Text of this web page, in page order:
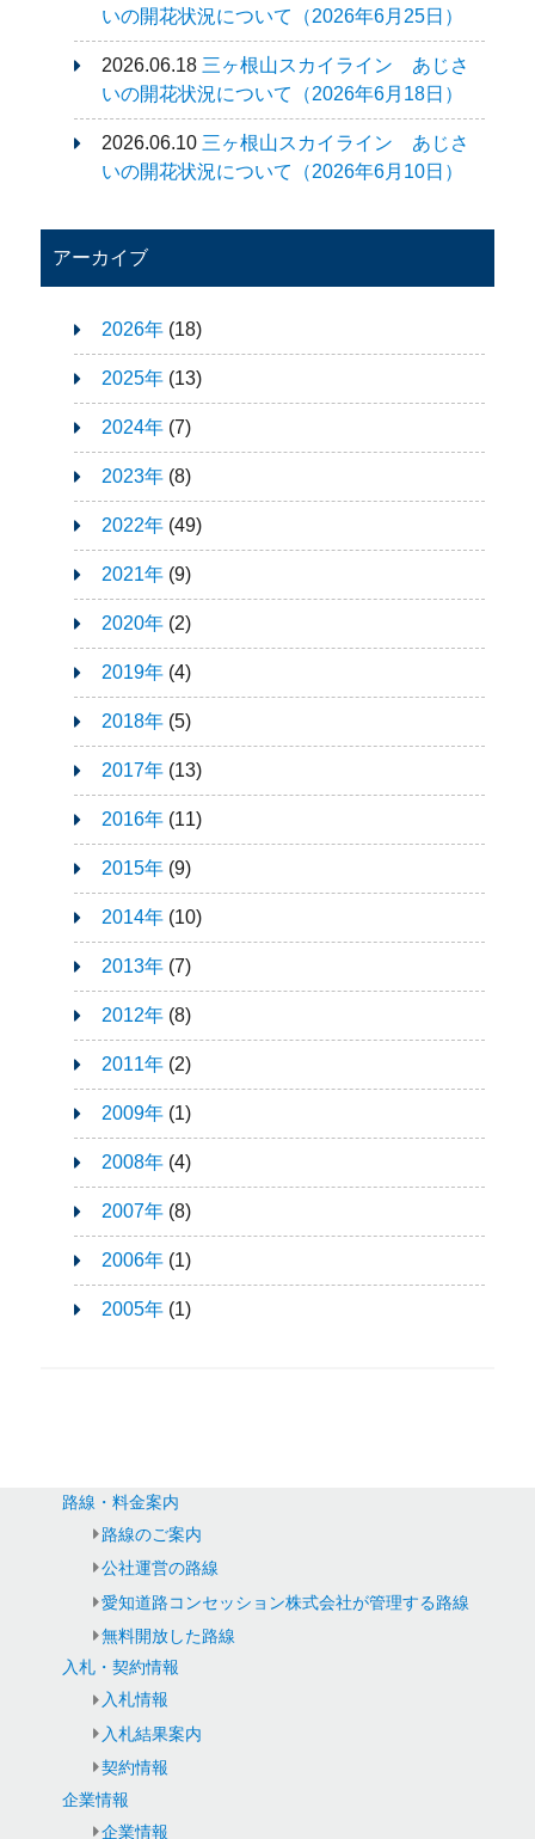
いの開花状況について（2026年6月25日）
2026.06.18 三ヶ根山スカイライン あじさ
いの開花状況について（2026年6月18日）
2026.06.10 三ヶ根山スカイライン あじさ
いの開花状況について（2026年6月10日）
アーカイブ
2026年(18)
2025年(13)
2024年(7)
2023年(8)
2022年(49)
2021年(9)
2020年(2)
2019年(4)
2018年(5)
2017年(13)
2016年(11)
2015年(9)
2014年(10)
2013年(7)
2012年(8)
2011年(2)
2009年(1)
2008年(4)
2007年(8)
2006年(1)
2005年(1)
路線・料金案内
路線のご案内
公社運営の路線
愛知道路コンセッション株式会社が管理する路線
無料開放した路線
入札・契約情報
入札情報
入札結果案内
契約情報
企業情報
企業情報